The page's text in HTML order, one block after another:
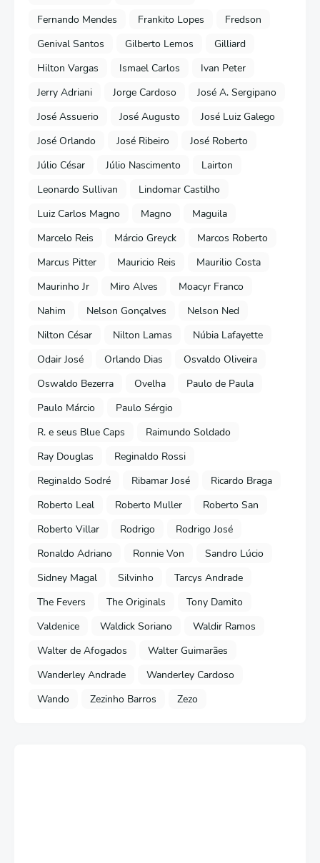
Fernando Mendes
Frankito Lopes
Fredson
Genival Santos
Gilberto Lemos
Gilliard
Hilton Vargas
Ismael Carlos
Ivan Peter
Jerry Adriani
Jorge Cardoso
José A. Sergipano
José Assuerio
José Augusto
José Luiz Galego
José Orlando
José Ribeiro
José Roberto
Júlio César
Júlio Nascimento
Lairton
Leonardo Sullivan
Lindomar Castilho
Luiz Carlos Magno
Magno
Maguila
Marcelo Reis
Márcio Greyck
Marcos Roberto
Marcus Pitter
Mauricio Reis
Maurilio Costa
Maurinho Jr
Miro Alves
Moacyr Franco
Nahim
Nelson Gonçalves
Nelson Ned
Nilton César
Nilton Lamas
Núbia Lafayette
Odair José
Orlando Dias
Osvaldo Oliveira
Oswaldo Bezerra
Ovelha
Paulo de Paula
Paulo Márcio
Paulo Sérgio
R. e seus Blue Caps
Raimundo Soldado
Ray Douglas
Reginaldo Rossi
Reginaldo Sodré
Ribamar José
Ricardo Braga
Roberto Leal
Roberto Muller
Roberto San
Roberto Villar
Rodrigo
Rodrigo José
Ronaldo Adriano
Ronnie Von
Sandro Lúcio
Sidney Magal
Silvinho
Tarcys Andrade
The Fevers
The Originals
Tony Damito
Valdenice
Waldick Soriano
Waldir Ramos
Walter de Afogados
Walter Guimarães
Wanderley Andrade
Wanderley Cardoso
Wando
Zezinho Barros Zezo